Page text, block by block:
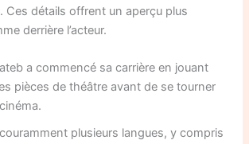
Ces détails offrent un aperçu plus
derrière l’acteur.
a commencé sa carrière en jouant
pièces de théâtre avant de se tourner
plusieurs langues, y compris